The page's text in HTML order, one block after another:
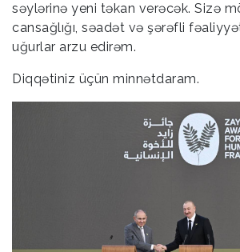
səylərinə yeni təkan verəcək. Sizə
cansağlığı, səadət və şərəfli
uğurlar arzu edirəm.
Diqqətiniz üçün minnətdaram.